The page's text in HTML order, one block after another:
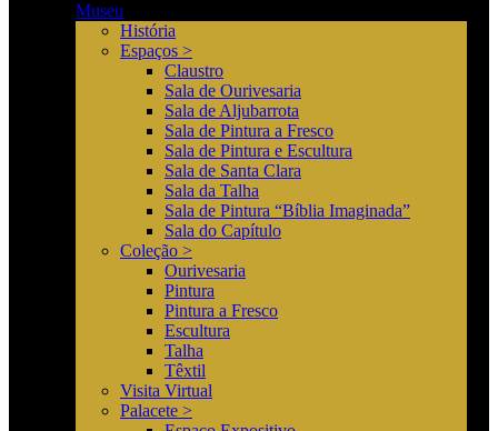
Museu
História
Espaços >
Claustro
Sala de Ourivesaria
Sala de Aljubarrota
Sala de Pintura a Fresco
Sala de Pintura e Escultura
Sala de Santa Clara
Sala da Talha
Sala de Pintura “Bíblia Imaginada”
Sala do Capítulo
Coleção >
Ourivesaria
Pintura
Pintura a Fresco
Escultura
Talha
Têxtil
Visita Virtual
Palacete >